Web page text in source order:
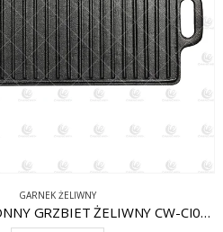
GARNEK ŻELIWNY
1SZT DWUSTRONNY GRZBIET ŻELIWNY CW-CI002